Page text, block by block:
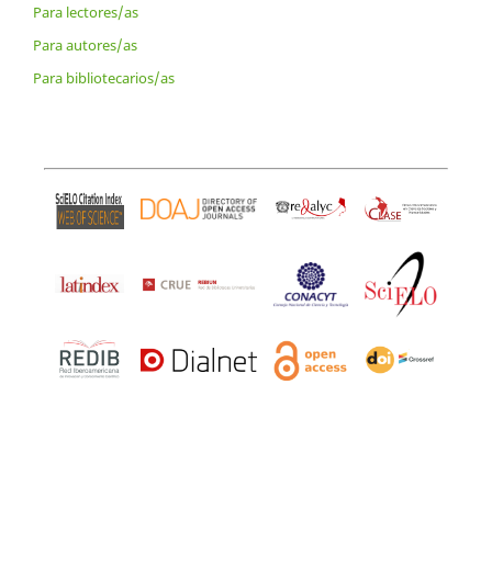
Para lectores/as
Para autores/as
Para bibliotecarios/as